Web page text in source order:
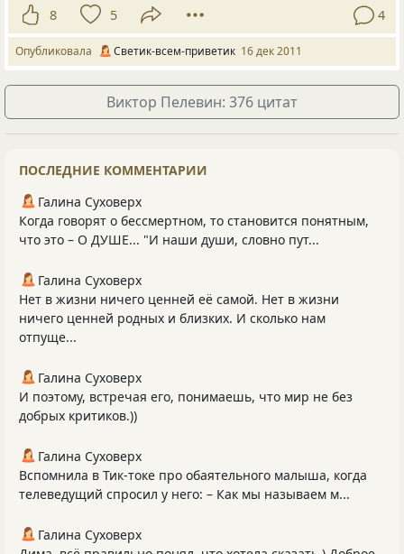
8 5 4
Опубликовала Светик-всем-приветик 16 дек 2011
Виктор Пелевин: 376 цитат
ПОСЛЕДНИЕ КОММЕНТАРИИ
Галина Суховерх
Когда говорят о бессмертном, то становится понятным,
что это – О ДУШЕ... "И наши души, словно пут...
Галина Суховерх
Нет в жизни ничего ценней её самой. Нет в жизни
ничего ценней родных и близких. И сколько нам
отпуще...
Галина Суховерх
И поэтому, встречая его, понимаешь, что мир не без
добрых критиков.))
Галина Суховерх
Вспомнила в Тик-токе про обаятельного малыша, когда
телеведущий спросил у него: – Как мы называем м...
Галина Суховерх